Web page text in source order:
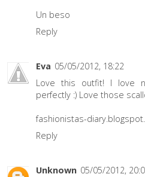
Un beso
Reply
Eva 05/05/2012, 18:22
Love this outfit! I love
perfectly :) Love those
fashionistas-
Reply
Unknown 05/05/2012,